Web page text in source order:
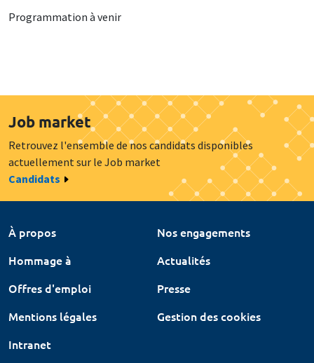
Programmation à venir
Job market
Retrouvez l'ensemble de nos candidats disponibles
actuellement sur le Job market
Candidats
À propos
Nos engagements
Hommage à
Actualités
Offres d'emploi
Presse
Mentions légales
Gestion des cookies
Intranet